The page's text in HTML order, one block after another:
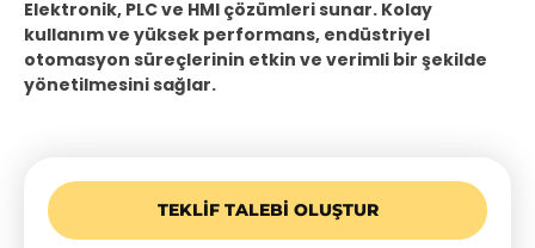
Elektronik, PLC ve HMI çözümleri sunar. Kolay
kullanım ve yüksek performans, endüstriyel
otomasyon süreçlerinin etkin ve verimli bir şekilde
yönetilmesini sağlar.
TEKLIF TALEBI OLUŞTUR